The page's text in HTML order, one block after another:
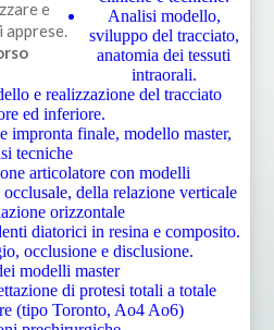
e
apprese.
Analisi modello,
sviluppo del tracciato,
anatomia dei tessuti
intraorali.
e realizzazione del tracciato
ed inferiore.
impronta finale, modello master,
tecniche
articolatore con modelli
della relazione verticale
orizzontale
diatorici in resina e composito.
occlusione e disclusione.
modelli master
di protesi totali a totale
(tipo Toronto, Ao4 Ao6)